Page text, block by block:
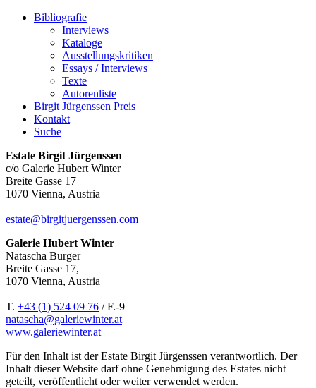
Bibliografie
Interviews
Kataloge
Ausstellungskritiken
Essays / Interviews
Texte
Autorenliste
Birgit Jürgenssen Preis
Kontakt
Suche
Estate Birgit Jürgenssen
c/o Galerie Hubert Winter
Breite Gasse 17
1070 Vienna, Austria
estate@birgitjuergenssen.com
Galerie Hubert Winter
Natascha Burger
Breite Gasse 17,
1070 Vienna, Austria
T. +43 (1) 524 09 76 / F.-9
natascha@galeriewinter.at
www.galeriewinter.at
Für den Inhalt ist der Estate Birgit Jürgenssen verantwortlich. Der
Inhalt dieser Website darf ohne Genehmigung des Estates nicht
geteilt, veröffentlicht oder weiter verwendet werden.